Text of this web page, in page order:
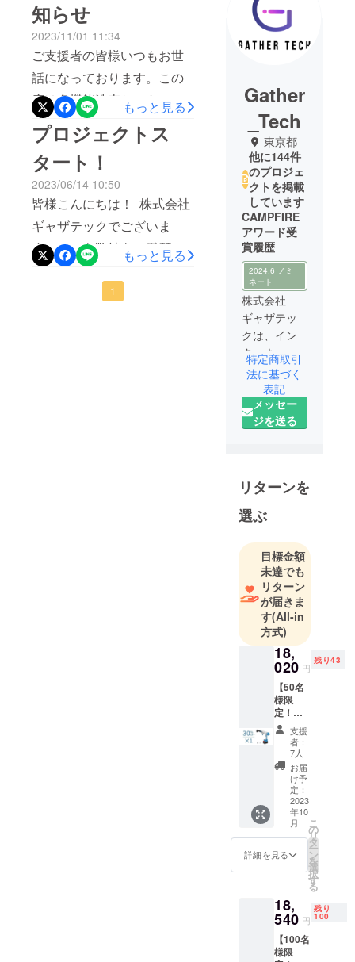
知らせ
2023/11/01 11:34
ご支援者の皆様いつもお世
話になっております。この
度は多機能洗車セット
「KaiTak」にご支援頂き、
誠にありがとうございま
す。製品進捗の更新が遅く
なり、大変長らくお待たせ
しており申し訳ございませ
ん。リターン進捗をご報告
させていただきます。本製
品は10月31日で全てのリ
ターン生産、点検が完了い
もっと見る
プロジェクトス
タート！
2023/06/14 10:50
皆様こんにちは！ 株式会社
ギャザテックでございま
す。いつも弊社をご愛顧い
ただき、誠にありがとうご
ざいます。本日、多機能洗
もっと見る
1
Gather
_Tech
東京都
他に144件
のプロジェ
クトを掲載
しています
CAMPFIRE
アワード受
賞履歴
2024.6 ノミ
ネート
株式会社
ギャザテッ
クは、イン
ターネット
を活用した
スマートな
次世代ライ
フスタイル
斬新でユ
ニークな商
品をお届け
します。
そのため弊
社は数多く
の海外メー
カーと代理
店契約を結
び、価値あ
る商品を価
値ある価格
で皆様にお
届けするた
めの、日本
市場進出を
サポートし
ています。
製品の販売
だけでなく
運営にまで
で、日本の
皆様のニー
ズを十分に
特定商取引
法に基づく
表記
メッセー
ジを送る
リターンを
選ぶ
目標金額
未達でも
リターン
が届きま
す(All-in
方式)
18,
020 円
残り43
【50名
様限
定！超
早割
30％OF
F !】多
機能洗
車セッ
「KaiTa
k」×1
一般予
定販売
価
格:25,7
50円
込） ※
送料無
料（日
本国内
限定）
支援
者：
7人
お届
け予
定：
2023
年10
月
詳細を見る
こ
の
リ
タ
ー
ン
を
選
択
す
る
18,
540 円
残り
100
【100名
様限